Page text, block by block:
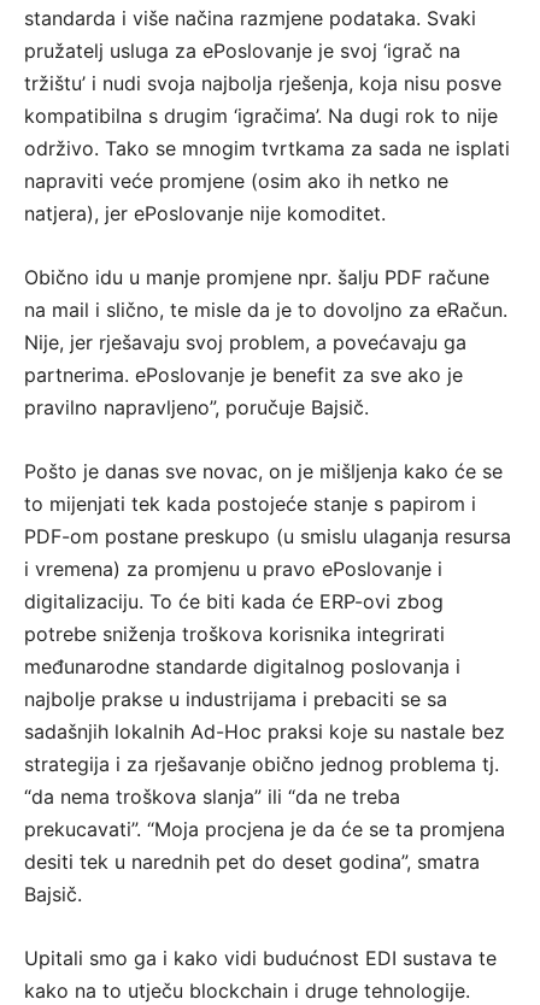
standarda i više načina razmjene podataka. Svaki
pružatelj usluga za ePoslovanje je svoj ‘igrač na
tržištu’ i nudi svoja najbolja rješenja, koja nisu posve
kompatibilna s drugim ‘igračima’. Na dugi rok to nije
održivo. Tako se mnogim tvrtkama za sada ne isplati
napraviti veće promjene (osim ako ih netko ne
natjera), jer ePoslovanje nije komoditet.
Obično idu u manje promjene npr. šalju PDF račune
na mail i slično, te misle da je to dovoljno za eRačun.
Nije, jer rješavaju svoj problem, a povećavaju ga
partnerima. ePoslovanje je benefit za sve ako je
pravilno napravljeno”, poručuje Bajsič.
Pošto je danas sve novac, on je mišljenja kako će se
to mijenjati tek kada postojeće stanje s papirom i
PDF-om postane preskupo (u smislu ulaganja resursa
i vremena) za promjenu u pravo ePoslovanje i
digitalizaciju. To će biti kada će ERP-ovi zbog
potrebe sniženja troškova korisnika integrirati
međunarodne standarde digitalnog poslovanja i
najbolje prakse u industrijama i prebaciti se sa
sadašnjih lokalnih Ad-Hoc praksi koje su nastale bez
strategija i za rješavanje obično jednog problema tj.
“da nema troškova slanja” ili “da ne treba
prekucavati”. “Moja procjena je da će se ta promjena
desiti tek u narednih pet do deset godina”, smatra
Bajsič.
Upitali smo ga i kako vidi budućnost EDI sustava te
kako na to utječu blockchain i druge tehnologije.